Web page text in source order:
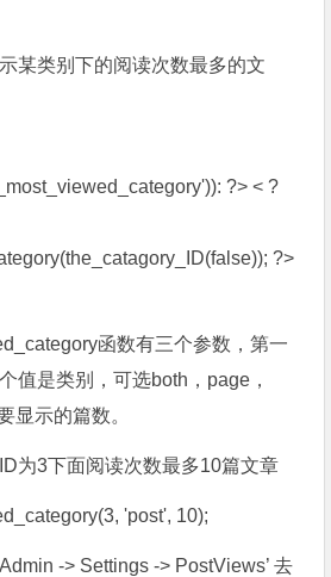
某类别下的阅读次数最多的文
?> < ?
?>
函数有三个参数，第一
值是类别，可选both，page，
显示的篇数。
为3下面阅读次数最多10篇文章
'post', 10);
-> Settings -> PostViews’ 去